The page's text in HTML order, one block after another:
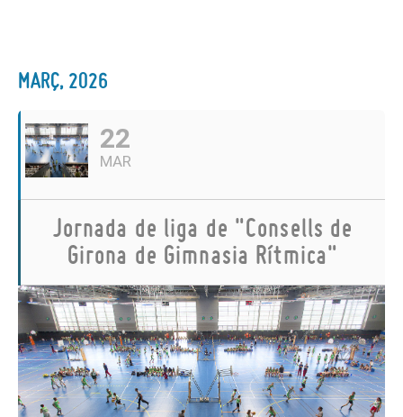
MARÇ, 2026
22
MAR
Jornada de liga de "Consells de
Girona de Gimnasia Rítmica"